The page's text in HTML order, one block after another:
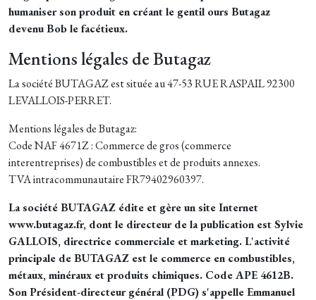
humaniser son produit en créant le gentil ours Butagaz
devenu Bob le facétieux.
Mentions légales de Butagaz
La société BUTAGAZ est située au 47-53 RUE RASPAIL 92300
LEVALLOIS-PERRET.
Mentions légales de Butagaz:
Code NAF 4671Z : Commerce de gros (commerce
interentreprises) de combustibles et de produits annexes.
TVA intracommunautaire FR79402960397.
La société BUTAGAZ édite et gère un site Internet
www.butagaz.fr, dont le directeur de la publication est Sylvie
GALLOIS, directrice commerciale et marketing. L'activité
principale de BUTAGAZ est le commerce en combustibles,
métaux, minéraux et produits chimiques. Code APE 4612B.
Son Président-directeur général (PDG) s'appelle Emmanuel